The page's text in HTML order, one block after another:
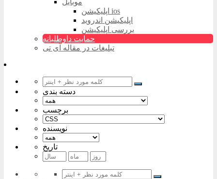
موبایل
اپلیکیشن ios
اپلیکیشن اندروید
بررسی اپلیکیشن
حمایت داوطلبانه
تبلیغات در مقاله آی تی
دسته بندی
برچسب
نویسنده
تاریخ